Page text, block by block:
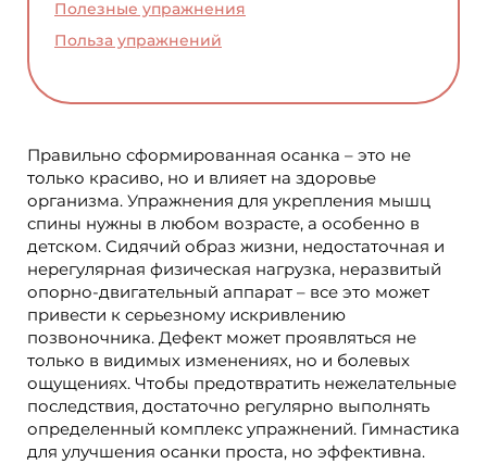
Полезные упражнения
Польза упражнений
Правильно сформированная осанка – это не
только красиво, но и влияет на здоровье
организма. Упражнения для укрепления мышц
спины нужны в любом возрасте, а особенно в
детском. Сидячий образ жизни, недостаточная и
нерегулярная физическая нагрузка, неразвитый
опорно-двигательный аппарат – все это может
привести к серьезному искривлению
позвоночника. Дефект может проявляться не
только в видимых изменениях, но и болевых
ощущениях. Чтобы предотвратить нежелательные
последствия, достаточно регулярно выполнять
определенный комплекс упражнений. Гимнастика
для улучшения осанки проста, но эффективна.